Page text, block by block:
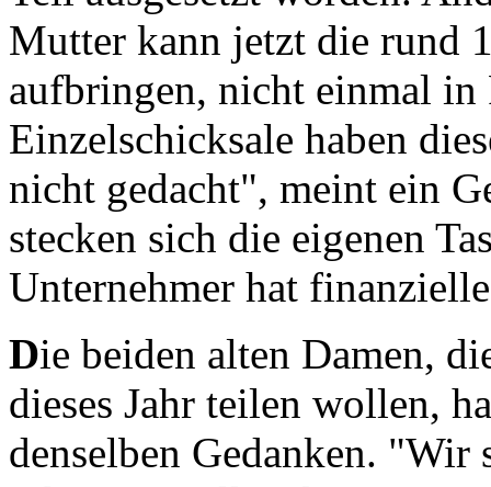
Mutter kann jetzt die rund
aufbringen, nicht einmal in
Einzelschicksale haben
nicht gedacht", meint ein
stecken sich die eigenen
Unternehmer hat
Die beiden alten Damen,
dieses Jahr teilen wollen,
denselben Gedanken.